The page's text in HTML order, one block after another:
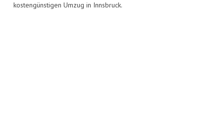
kostengünstigen Umzug in Innsbruck.